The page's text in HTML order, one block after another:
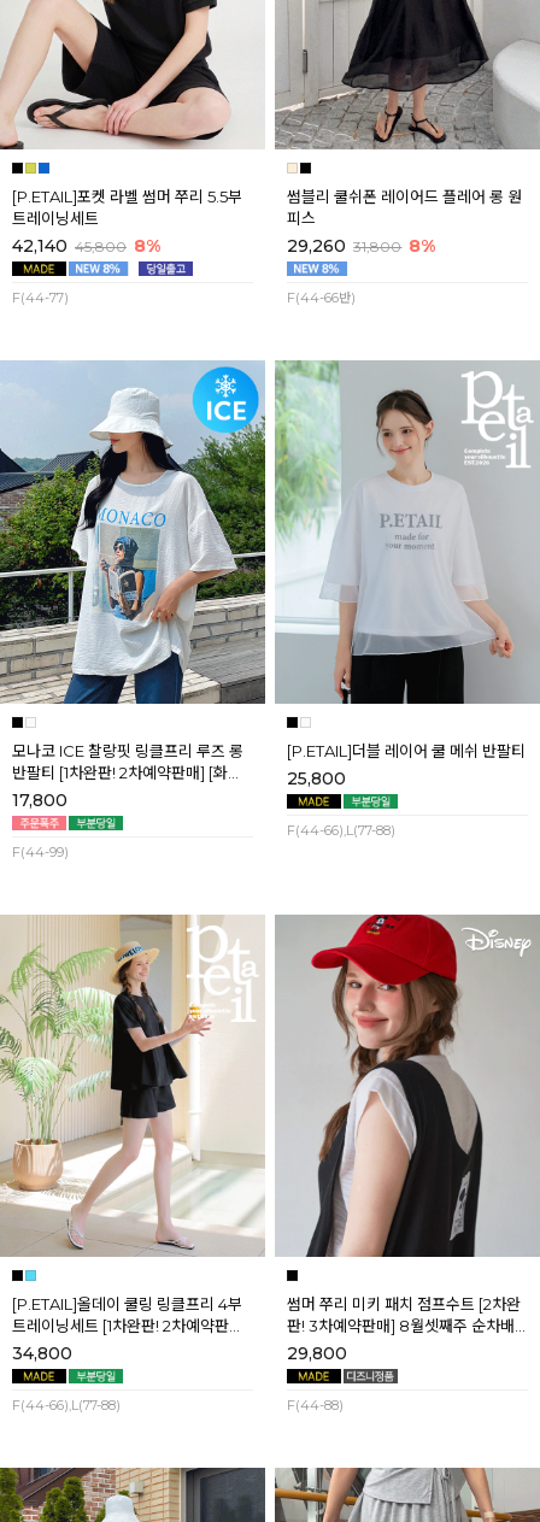
[P.ETAIL]포켓 라벨 썸머 쭈리 5.5부
트레이닝세트
42,140 45,800 8%
F(44-77)
썸블리 쿨쉬폰 레이어드 플레어 롱 원
피스
29,260 31,800 8%
F(44-66반)
모나코 ICE 찰랑핏 링클프리 루즈 롱
반팔티 [1차완판! 2차예약판매] [화이
트] 8월첫째주 순차배송
17,800
F(44-99)
[P.ETAIL]더블 레이어 쿨 메쉬 반팔티
25,800
F(44-66),L(77-88)
[P.ETAIL]올데이 쿨링 링클프리 4부
트레이닝세트 [1차완판! 2차예약판매]
[블랙L] 8월셋째주 순차배송
34,800
F(44-66),L(77-88)
썸머 쭈리 미키 패치 점프수트 [2차완
판! 3차예약판매] 8월셋째주 순차배
송
29,800
F(44-88)